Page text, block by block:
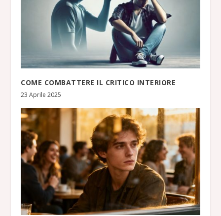
COME COMBATTERE IL CRITICO INTERIORE
23 Aprile 2025